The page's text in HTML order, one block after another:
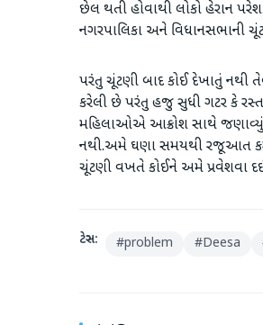
છેલ થતી હોવાથી લોકો હેરાન
નગરપાલિકા અને વિધાનસભાની
પરંતુ ચૂંટણી બાદ કોઈ દેખાતું
કરેલી છે પરંતુ હજુ સુધી ગટર કે
મહિલાઓએ આક્રોશ સાથે
નથી.અમે ઘણા સમયથી રજૂઆત
ચૂંટણી વખતે કોઈને અમે પ્રવેશવા
ટેગ્સ: #problem #Deesa